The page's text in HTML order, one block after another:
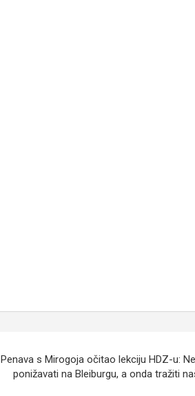
Penava s Mirogoja očitao lekciju HDZ-u:
ponižavati na Bleiburgu, a onda tražiti